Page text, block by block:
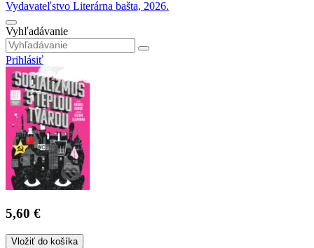
Vyhľadávanie
Prihlásiť
5,60 €
Vložiť do košíka